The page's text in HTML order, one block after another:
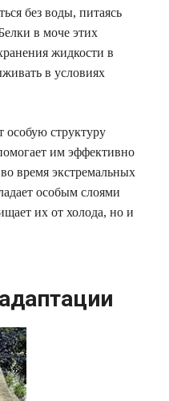
без воды, питаясь
в моче этих
жидкости в
в условиях
особую структуру
им эффективно
время экстремальных
особым слоями
их от холода, но и